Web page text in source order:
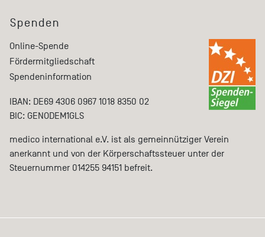
Spenden
Online-Spende
Fördermitgliedschaft
Spendeninformation
IBAN: DE69 4306 0967 1018 8350 02
BIC: GENODEM1GLS
medico international e.V. ist als gemeinnütziger Verein
anerkannt und von der Körperschaftssteuer unter der
Steuernummer 014255 94151 befreit.